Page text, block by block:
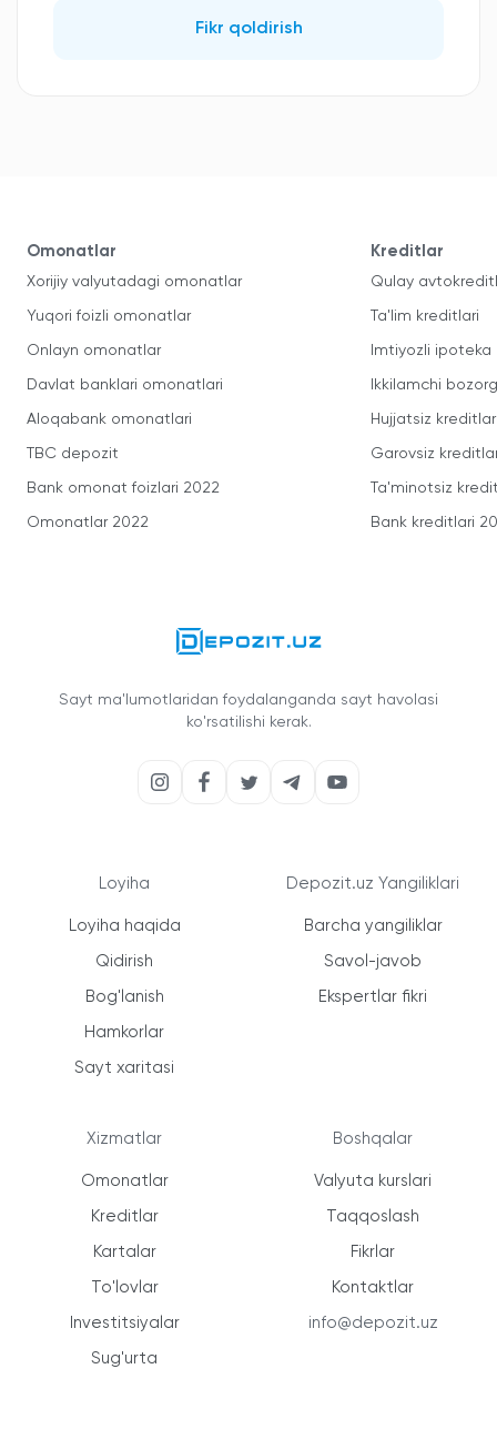
Fikr qoldirish
Omonatlar
Xorijiy valyutadagi omonatlar
Yuqori foizli omonatlar
Onlayn omonatlar
Davlat banklari omonatlari
Aloqabank omonatlari
TBC depozit
Bank omonat foizlari 2022
Omonatlar 2022
Kreditlar
Qulay
Ta'lim kreditlari
Imtiyozli ipoteka
Ikkilamchi
Hujjatsiz kreditlar
Garovsiz
Ta'minotsiz
Bank kreditlari
Sayt ma'lumotlaridan foydalanganda sayt havolasi
ko'rsatilishi kerak.
Loyiha
Loyiha haqida
Qidirish
Bog'lanish
Hamkorlar
Sayt xaritasi
Xizmatlar
Omonatlar
Kreditlar
Kartalar
To'lovlar
Investitsiyalar
Sug'urta
Depozit.uz Yangiliklari
Barcha yangiliklar
Savol-javob
Ekspertlar fikri
Boshqalar
Valyuta kurslari
Taqqoslash
Fikrlar
Kontaktlar
info@depozit.uz